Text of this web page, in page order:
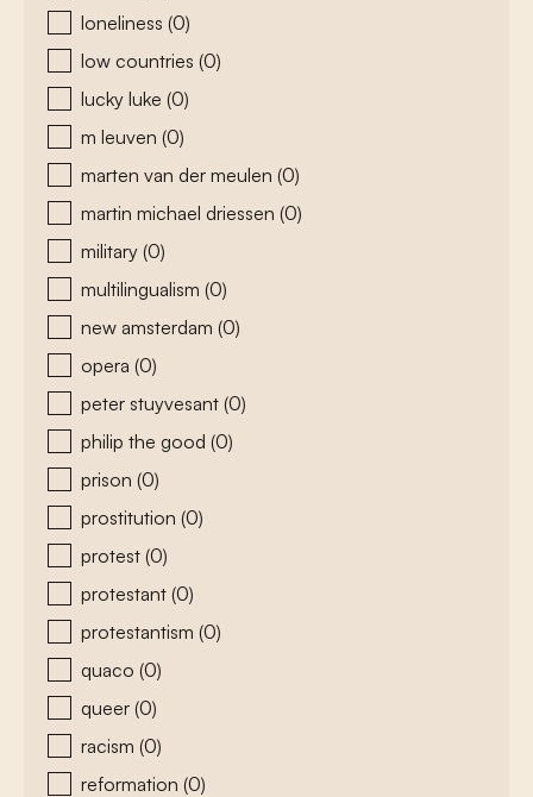
loneliness (0)
low countries (0)
lucky luke (0)
m leuven (0)
marten van der meulen (0)
martin michael driessen (0)
military (0)
multilingualism (0)
new amsterdam (0)
opera (0)
peter stuyvesant (0)
philip the good (0)
prison (0)
prostitution (0)
protest (0)
protestant (0)
protestantism (0)
quaco (0)
queer (0)
racism (0)
reformation (0)